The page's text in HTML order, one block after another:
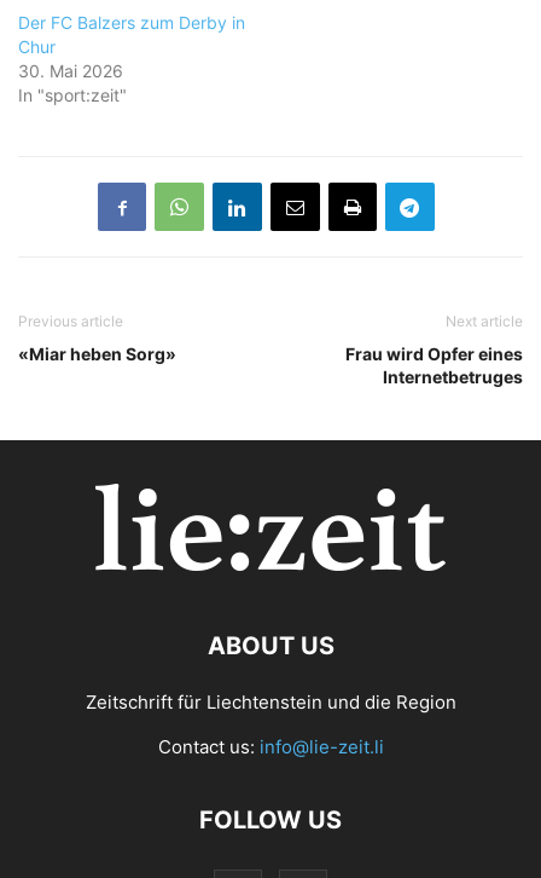
Der FC Balzers zum Derby in
Chur
30. Mai 2026
In "sport:zeit"
Previous article
«Miar heben Sorg»
Next article
Frau wird Opfer eines
Internetbetruges
ABOUT US
Zeitschrift für Liechtenstein und die Region
Contact us: info@lie-zeit.li
FOLLOW US